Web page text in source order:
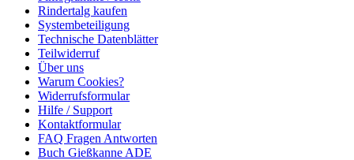
Rindertalg kaufen
Systembeteiligung
Technische Datenblätter
Teilwiderruf
Über uns
Warum Cookies?
Widerrufsformular
Hilfe / Support
Kontaktformular
FAQ Fragen Antworten
Buch Gießkanne ADE